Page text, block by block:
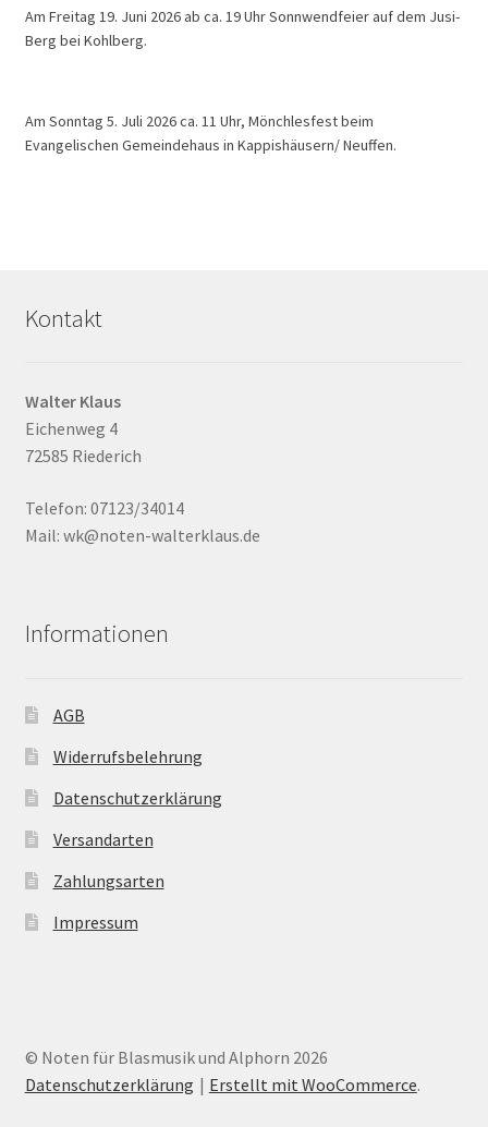
Am Freitag 19. Juni 2026 ab ca. 19 Uhr Sonnwendfeier auf dem Jusi-
Berg bei Kohlberg.
Am Sonntag 5. Juli 2026 ca. 11 Uhr, Mönchlesfest beim
Evangelischen Gemeindehaus in Kappishäusern/ Neuffen.
Kontakt
Walter Klaus
Eichenweg 4
72585 Riederich
Telefon: 07123/34014
Mail: wk@noten-walterklaus.de
Informationen
AGB
Widerrufsbelehrung
Datenschutzerklärung
Versandarten
Zahlungsarten
Impressum
© Noten für Blasmusik und Alphorn 2026
Datenschutzerklärung
Erstellt mit WooCommerce.